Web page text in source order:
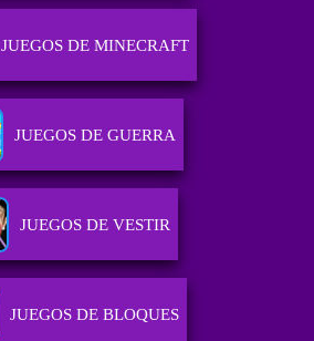
JUEGOS DE MINECRAFT
JUEGOS DE GUERRA
JUEGOS DE VESTIR
JUEGOS DE BLOQUES